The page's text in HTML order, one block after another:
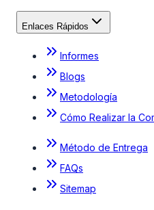
Enlaces Rápidos
Informes
Blogs
Metodología
Cómo Realizar la
Método de Entrega
FAQs
Sitemap